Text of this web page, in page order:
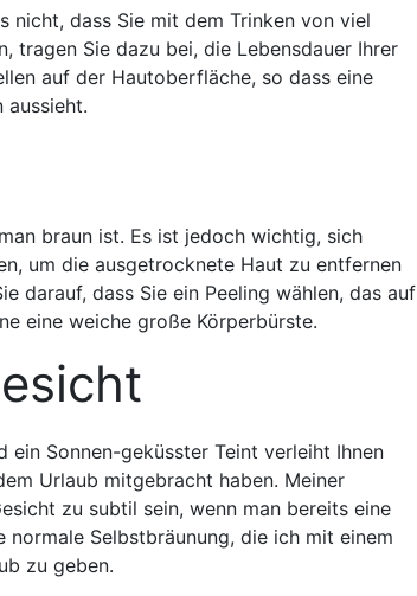
nicht, dass Sie mit dem Trinken von viel
tragen Sie dazu bei, die Lebensdauer Ihrer
auf der Hautoberfläche, so dass eine
aussieht.
braun ist. Es ist jedoch wichtig, sich
um die ausgetrocknete Haut zu entfernen
darauf, dass Sie ein Peeling wählen, das auf
eine weiche große Körperbürste.
ein Sonnen-geküsster Teint verleiht Ihnen
Urlaub mitgebracht haben. Meiner
zu subtil sein, wenn man bereits eine
normale Selbstbräunung, die ich mit einem
zu geben.